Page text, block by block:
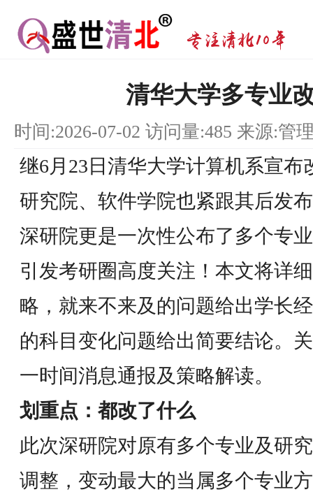
清华大学多专业
时间:2026-07-02 访问量:485 来源:管
继6月23日清华大学计算机系宣布
研究院、软件学院也紧跟其后发
深研院更是一次性公布了多个专
引发考研圈高度关注！本文将详
略，就来不来及的问题给出学长
的科目变化问题给出简要结论。
一时间消息通报及策略解读。
划重点：都改了什么
此次深研院对原有多个专业及研
调整，变动最大的当属多个专业